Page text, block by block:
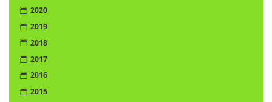
2020
2019
2018
2017
2016
2015